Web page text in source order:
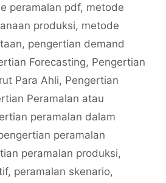
peramalan pdf, metode
produksi, metode
, pengertian demand
Forecasting, Pengertian
Para Ahli, Pengertian
Peramalan atau
peramalan dalam
peramalan
peramalan produksi,
, peramalan skenario,